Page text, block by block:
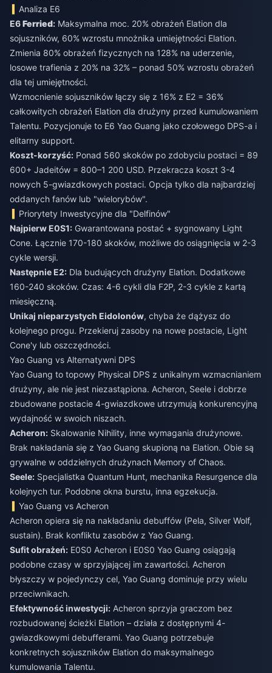
Analiza E6
E6Ferried: Maksymalna moc. 20% obrażeń Elation dla
sojuszników, 60% wzrostu mnożnika umiejętności Elation.
Zmienia 80% obrażeń fizycznych na 128% na uderzenie,
losowe trafienia z 20% na 32% – ponad 50% wzrostu obrażeń
dla tej umiejętności.
Wzmocnienie sojuszników łączy się z 16% z E2 = 36%
całkowitych obrażeń Elation dla drużyny przed kumulowaniem
Talentu. Pozycjonuje to E6 Yao Guang jako czołowego DPS-a i
elitarny support.
Koszt-korzyść: Ponad 560 skoków po zdobyciu postaci = 89
600+ Jadeitów = 800–1 200 USD. Przekracza koszt 3-4
nowych 5-gwiazdkowych postaci. Opcja tylko dla najbardziej
oddanych fanów lub "wielorybów".
Priorytety Inwestycyjne dla "Delfinów"
Najpierw E0S1: Gwarantowana postać + sygnowany Light
Cone. Łącznie 170-180 skoków, możliwe do osiągnięcia w 2-3
cykle wersji.
Następnie E2: Dla budujących drużyny Elation. Dodatkowe
160-240 skoków. Czas: 4-6 cykli dla F2P, 2-3 cykle z kartą
miesięczną.
Unikaj nieparzystych Eidolonów, chyba że dążysz do
kolejnego progu. Przekieruj zasoby na nowe postacie, Light
Cone'y lub oszczędności.
Yao Guang vs Alternatywni DPS
Yao Guang to topowy Physical DPS z unikalnym wzmacnianiem
drużyny, ale nie jest niezastąpiona. Acheron, Seele i dobrze
zbudowane postacie 4-gwiazdkowe utrzymują konkurencyjną
wydajność w swoich niszach.
Acheron: Skalowanie Nihility, inne wymagania drużynowe.
Brak nakładania się z Yao Guang skupioną na Elation. Obie są
grywalne w oddzielnych drużynach Memory of Chaos.
Seele: Specjalistka Quantum Hunt, mechanika Resurgence dla
kolejnych tur. Podobne okna burstu, inna egzekucja.
Yao Guang vs Acheron
Acheron opiera się na nakładaniu debuffów (Pela, Silver Wolf,
sustain). Brak konfliktu zasobów z Yao Guang.
Sufit obrażeń: E0S0 Acheron i E0S0 Yao Guang osiągają
podobne czasy w sprzyjającej im zawartości. Acheron
błyszczy w pojedynczy cel, Yao Guang dominuje przy wielu
przeciwnikach.
Efektywność inwestycji: Acheron sprzyja graczom bez
rozbudowanej ścieżki Elation – działa z dostępnymi 4-
gwiazdkowymi debufferami. Yao Guang potrzebuje
konkretnych sojuszników Elation do maksymalnego
kumulowania Talentu.